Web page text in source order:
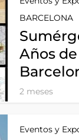
BARCELONA
Años
2 meses
Eventos y